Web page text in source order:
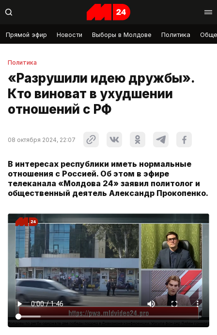
Прямой эфир Новости Выборы в Молдове Политика
Политика
«Разрушили идею дружбы».
Кто виноват в ухудшении
отношений с РФ
08 октября 2024, 22:07
В интересах республики иметь нормальные
отношения с Россией. Об этом в эфире
телеканала «Молдова 24» заявил политолог и
общественный деятель Александр Прокопенко.